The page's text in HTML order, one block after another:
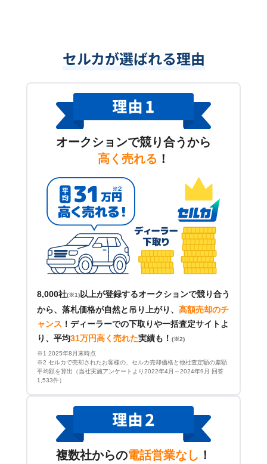
セルカが選ばれる理由
オークションで競り合うから
高く売れる ！
8,000社(※1) 以上が登録するオークションで競り合う
から、落札価格が自然と吊り上がり、 高額売却のチ
ャンス ！ ディーラーでの下取りや一括査定サイトよ
り、平均31万円高く売れた実績も！ (※2)
※1 2025年8月末時点
※2 セルカで売却されたお客様の、セルカ売却価格と他社査定額の差額
平均額を算出（当社実施アンケートより2022年4月～2024年9月 回答
1,533件）
複数社からの電話営業なし ！